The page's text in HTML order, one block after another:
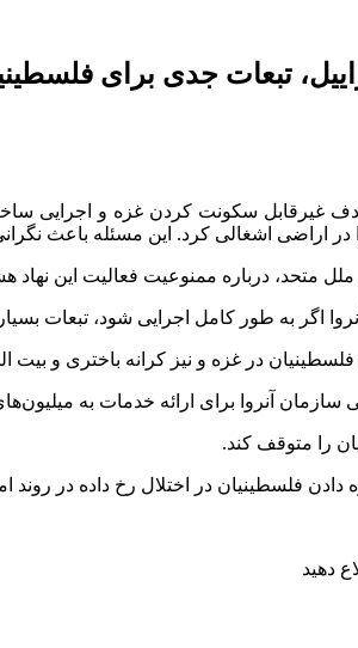
تبعات جدی برای
هدف غیرقابل سکونت کردن غزه و
در اراضی اشغالی کرد. این مسئله باعث
متحد، درباره ممنوعیت فعالیت این نهاد
آنروا اگر به طور کامل اجرایی شود، تبعات
در غزه و نیز کرانه باختری و بیت
سازمان آنروا برای ارائه خدمات به
را متوقف کند.
فلسطینیان در اختلال رخ داده در
دهید